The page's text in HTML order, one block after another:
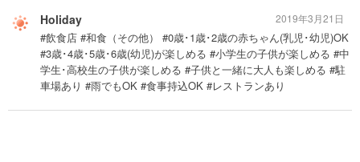
Holiday
#飲食店 #和食（その他） #0歳･1歳･2歳の赤ちゃん(乳児･幼児)OK
#3歳･4歳･5歳･6歳(幼児)が楽しめる #小学生の子供が楽しめる #中
学生･高校生の子供が楽しめる #子供と一緒に大人も楽しめる #駐
車場あり #雨でもOK #食事持込OK #レストランあり
2019年3月21日